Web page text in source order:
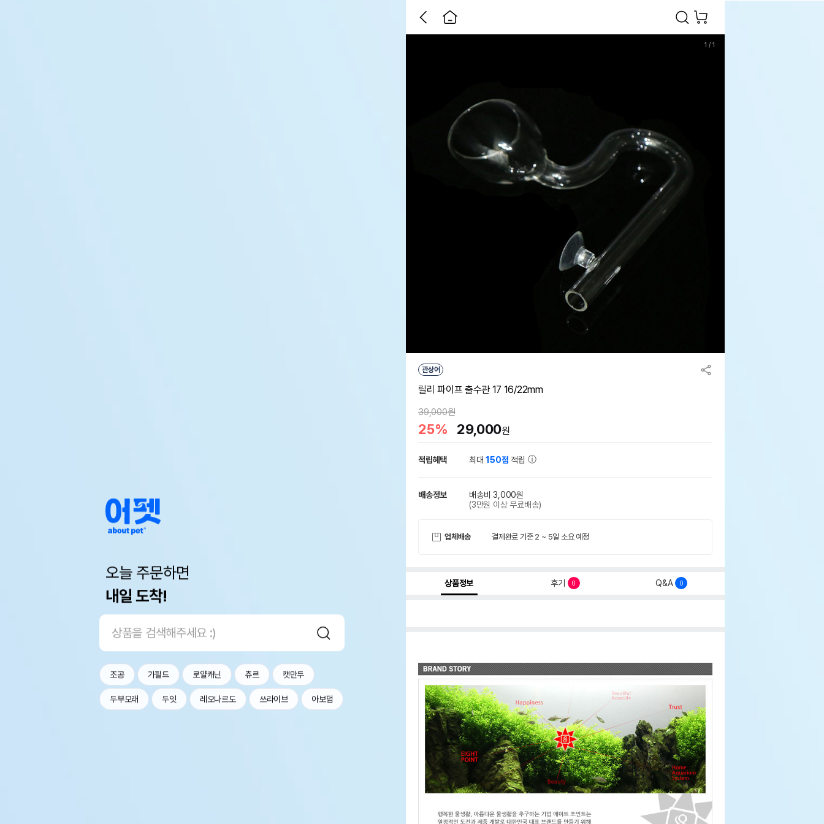
오늘 주문하면
내일 도착!
조공 가필드 로얄캐닌 츄르 캣만두
두부모래 두잇 레오나르도 쓰라이브 아보덤
1 / 1
관상어
릴리 파이프 출수관 17 16/22mm
39,000원
25% 29,000원
적립혜택 최대150점 적립
배송정보
배송비 3,000원
(3만원 이상 무료배송)
업체배송 결제완료 기준 2 ~ 5일 소요 예정
상품정보 후기 0 Q&A 0